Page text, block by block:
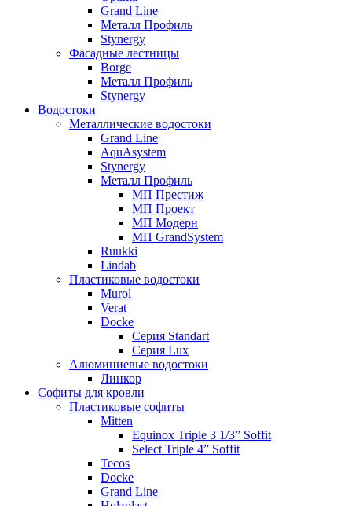
Grand Line
Металл Профиль
Stynergy
Фасадные лестницы
Borge
Металл Профиль
Stynergy
Водостоки
Металлические водостоки
Grand Line
AquAsystem
Stynergy
Металл Профиль
МП Престиж
МП Проект
МП Модерн
МП GrandSystem
Ruukki
Lindab
Пластиковые водостоки
Murol
Verat
Docke
Серия Standart
Серия Lux
Алюминиевые водостоки
Линкор
Софиты для кровли
Пластиковые софиты
Mitten
Equinox Triple 3 1/3” Soffit
Select Triple 4” Soffit
Tecos
Docke
Grand Line